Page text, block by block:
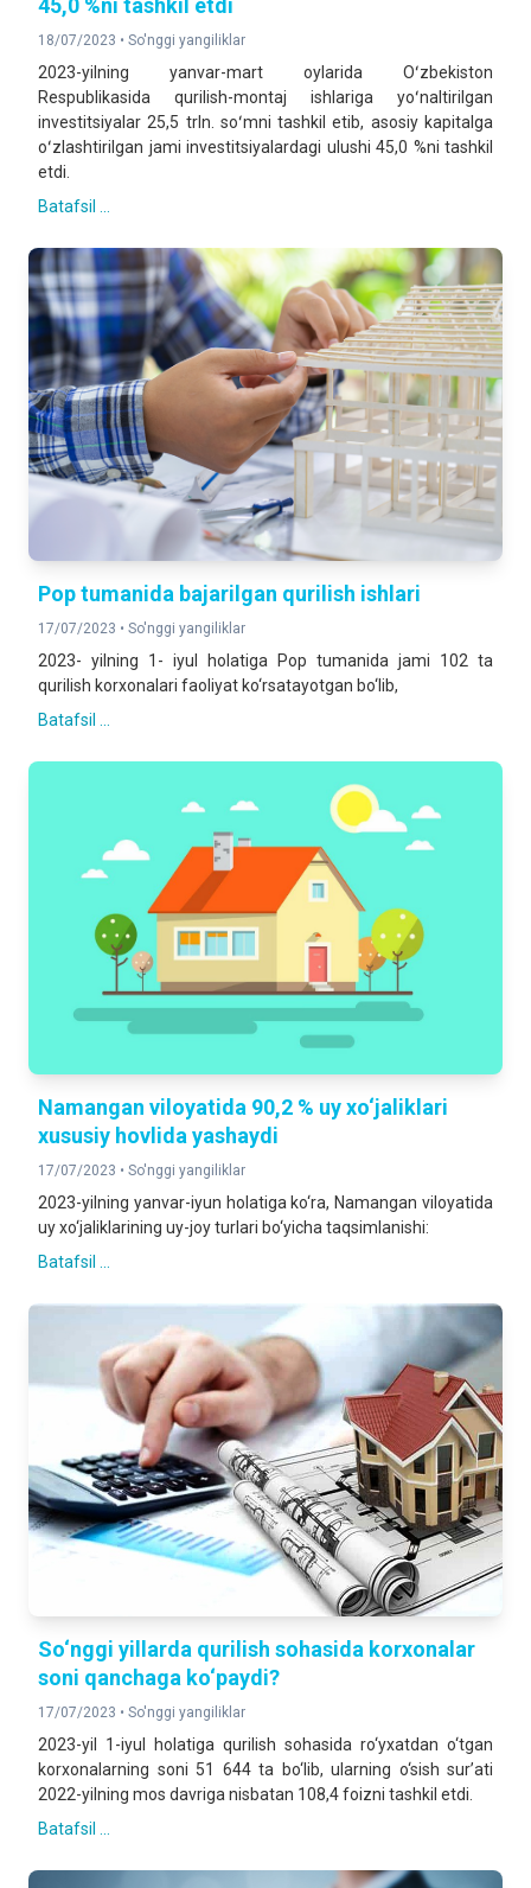
45,0 %ni tashkil etdi
18/07/2023 • So'nggi yangiliklar
2023-yilning yanvar-mart oylarida Oʻzbekiston
Respublikasida qurilish-montaj ishlariga yoʻnaltirilgan
investitsiyalar 25,5 trln. soʻmni tashkil etib, asosiy kapitalga
oʻzlashtirilgan jami investitsiyalardagi ulushi 45,0 %ni tashkil
etdi.
Batafsil ...
Pop tumanida bajarilgan qurilish ishlari
17/07/2023 • So'nggi yangiliklar
2023- yilning 1- iyul holatiga Pop tumanida jami 102 ta
qurilish korxonalari faoliyat ko‘rsatayotgan bo‘lib,
Batafsil ...
Namangan viloyatida 90,2 % uy xo‘jaliklari
xususiy hovlida yashaydi
17/07/2023 • So'nggi yangiliklar
2023-yilning yanvar-iyun holatiga ko‘ra, Namangan viloyatida
uy xo‘jaliklarining uy-joy turlari bo‘yicha taqsimlanishi:
Batafsil ...
So‘nggi yillarda qurilish sohasida korxonalar
soni qanchaga ko‘paydi?
17/07/2023 • So'nggi yangiliklar
2023-yil 1-iyul holatiga qurilish sohasida ro‘yxatdan o‘tgan
korxonalarning soni 51 644 ta bo‘lib, ularning o‘sish sur’ati
2022-yilning mos davriga nisbatan 108,4 foizni tashkil etdi.
Batafsil ...